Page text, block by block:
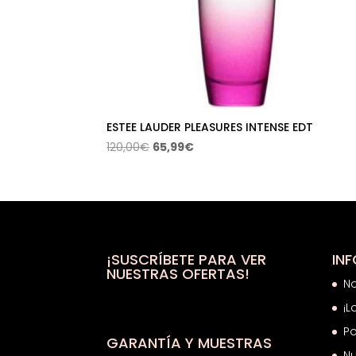
ESTEE LAUDER PLEASURES INTENSE EDT
120,00€ El
era:
65,99€El
es:
¡SUSCRÍBETE PARA VER
NUESTRAS OFERTAS!
GARANTÍA Y MUESTRAS